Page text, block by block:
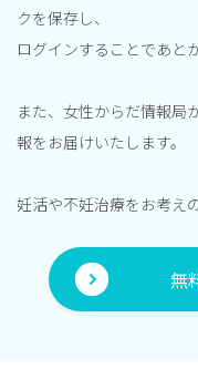
クを保存し、
ログインすることであと
また、女性からだ情報局
報をお届けいたします。
妊活や不妊治療をお考え
無